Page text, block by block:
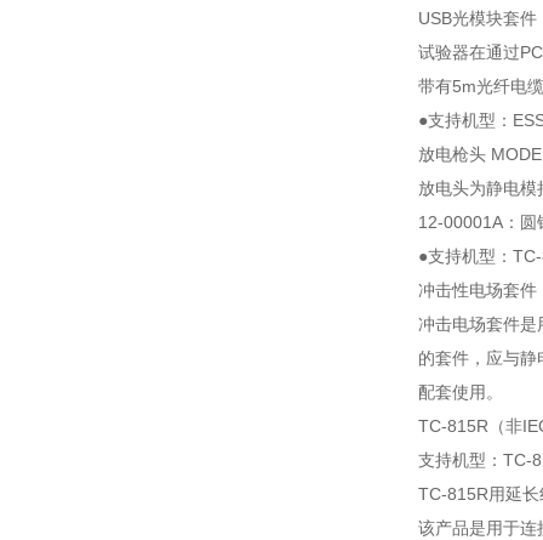
USB光模块套
试验器在通过
带有5m光纤电
●支持机型：
放电枪头
放电头为静电
12-00001A：圆
●支持机型：
冲击性电场套件
冲击电场套件是
的套件，应与
配套使用。
TC-815R（非
支持机型：TC-
TC-815R用延
该产品是用于连